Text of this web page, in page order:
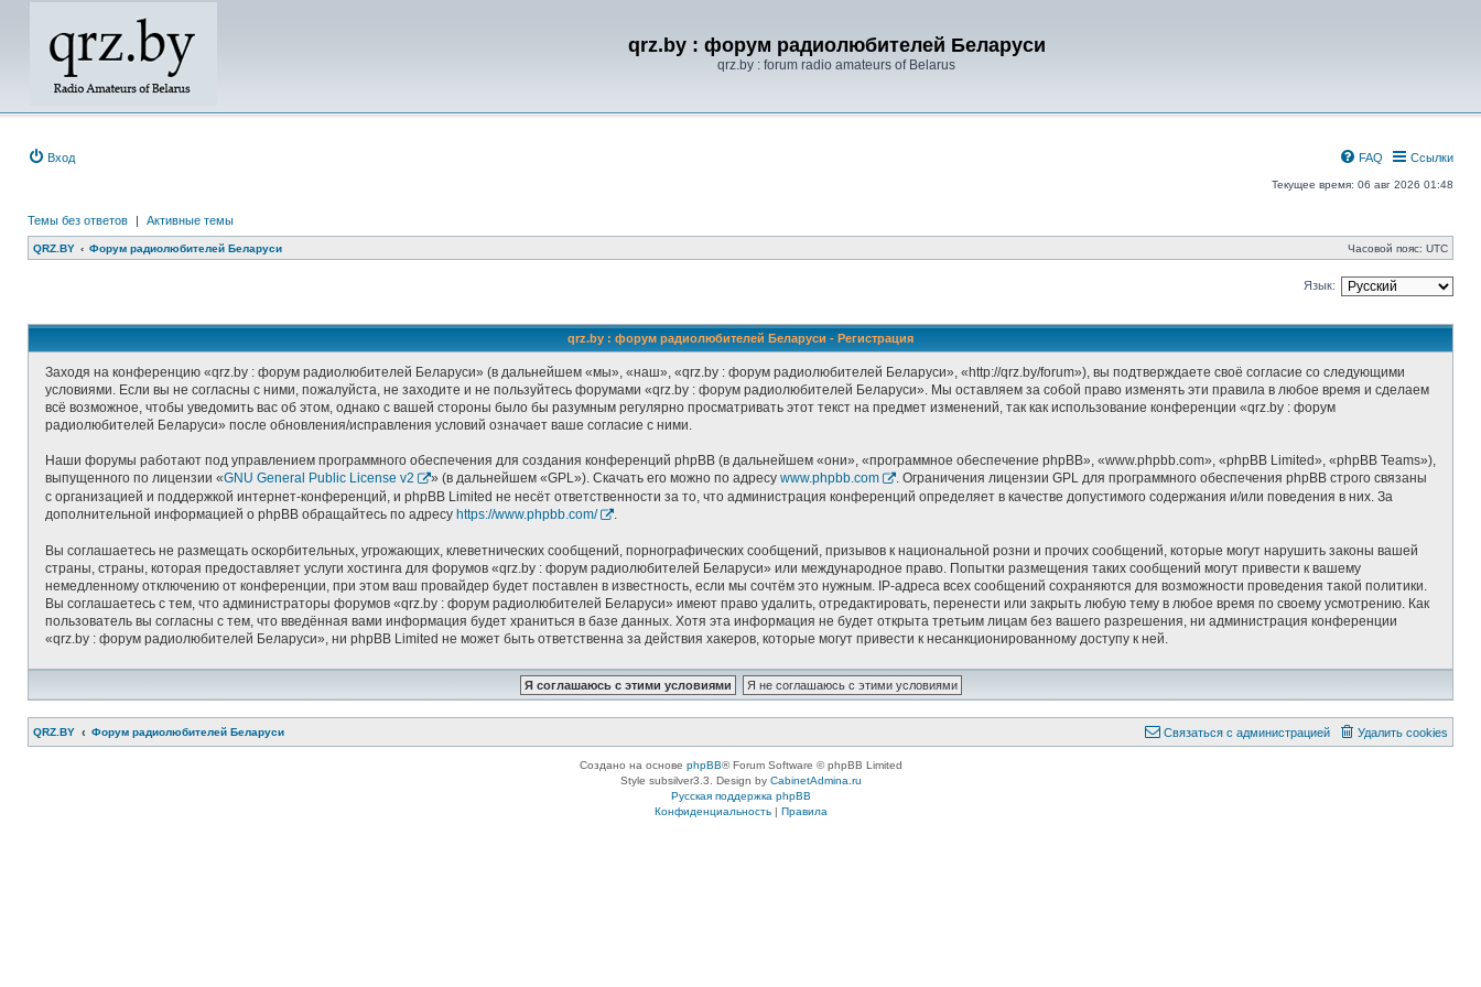
qrz.by : форум радиолюбителей Беларуси
qrz.by : forum radio amateurs of Belarus
Вход Ссылки
FAQ
Текущее время: 06 авг 2026 01:48
Темы без ответов | Активные темы
QRZ.BY Форум радиолюбителей Беларуси Часовой пояс: UTC
Язык:
qrz.by : форум радиолюбителей Беларуси - Регистрация
Заходя на конференцию «qrz.by : форум радиолюбителей Беларуси» (в дальнейшем «мы», «наш», «qrz.by : форум радиолюбителей Беларуси», «http://qrz.by/forum»), вы подтверждаете своё согласие со следующими
условиями. Если вы не согласны с ними, пожалуйста, не заходите и не пользуйтесь форумами «qrz.by : форум радиолюбителей Беларуси». Мы оставляем за собой право изменять эти правила в любое время и сделаем
всё возможное, чтобы уведомить вас об этом, однако с вашей стороны было бы разумным регулярно просматривать этот текст на предмет изменений, так как использование конференции «qrz.by : форум
радиолюбителей Беларуси» после обновления/исправления условий означает ваше согласие с ними.
Наши форумы работают под управлением программного обеспечения для создания конференций phpBB (в дальнейшем «они», «программное обеспечение phpBB», «www.phpbb.com», «phpBB Limited», «phpBB Teams»),
выпущенного по лицензии «GNU General Public License v2 » (в дальнейшем «GPL»). Скачать его можно по адресу www.phpbb.com
. Ограничения лицензии GPL для программного обеспечения phpBB строго связаны
с организацией и поддержкой интернет-конференций, и phpBB Limited не несёт ответственности за то, что администрация конференций определяет в качестве допустимого содержания и/или поведения в них. За
дополнительной информацией о phpBB обращайтесь по адресу https://www.phpbb.com/ .
Вы соглашаетесь не размещать оскорбительных, угрожающих, клеветнических сообщений, порнографических сообщений, призывов к национальной розни и прочих сообщений, которые могут нарушить законы вашей
страны, страны, которая предоставляет услуги хостинга для форумов «qrz.by : форум радиолюбителей Беларуси» или международное право. Попытки размещения таких сообщений могут привести к вашему
немедленному отключению от конференции, при этом ваш провайдер будет поставлен в известность, если мы сочтём это нужным. IP-адреса всех сообщений сохраняются для возможности проведения такой политики.
Вы соглашаетесь с тем, что администраторы форумов «qrz.by : форум радиолюбителей Беларуси» имеют право удалить, отредактировать, перенести или закрыть любую тему в любое время по своему усмотрению. Как
пользователь вы согласны с тем, что введённая вами информация будет храниться в базе данных. Хотя эта информация не будет открыта третьим лицам без вашего разрешения, ни администрация конференции
«qrz.by : форум радиолюбителей Беларуси», ни phpBB Limited не может быть ответственна за действия хакеров, которые могут привести к несанкционированному доступу к ней.
QRZ.BY Форум радиолюбителей Беларуси Удалить cookies
Связаться с администрацией
Создано на основе phpBB® Forum Software © phpBB Limited
Style subsilver3.3. Design by CabinetAdmina.ru
Русская поддержка phpBB
Конфиденциальность| Правила